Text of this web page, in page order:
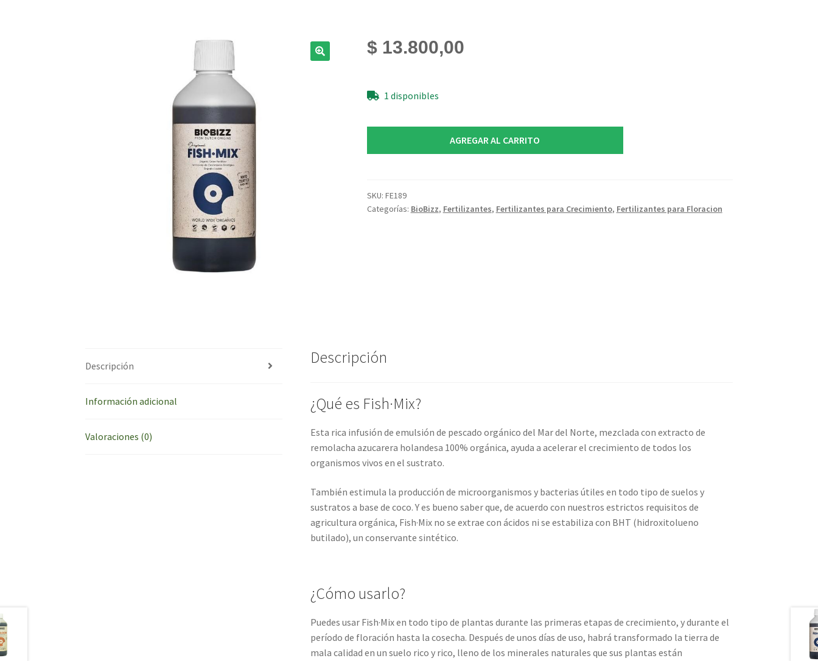
$13.800,00
1 disponibles
AGREGAR AL CARRITO
SKU: FE189
Categorías: BioBizz, Fertilizantes, Fertilizantes para Crecimiento, Fertilizantes para Floracion
Descripción
Información adicional
Valoraciones (0)
Descripción
¿Qué es Fish·Mix?
Esta rica infusión de emulsión de pescado orgánico del Mar del Norte, mezclada con extracto de
remolacha azucarera holandesa 100% orgánica, ayuda a acelerar el crecimiento de todos los
organismos vivos en el sustrato.
También estimula la producción de microorganismos y bacterias útiles en todo tipo de suelos y
sustratos a base de coco. Y es bueno saber que, de acuerdo con nuestros estrictos requisitos de
agricultura orgánica, Fish·Mix no se extrae con ácidos ni se estabiliza con BHT (hidroxitolueno
butilado), un conservante sintético.
¿Cómo usarlo?
Puedes usar Fish·Mix en todo tipo de plantas durante las primeras etapas de crecimiento, y durante el
período de floración hasta la cosecha. Después de unos días de uso, habrá transformado la tierra de
mala calidad en un suelo rico y rico, lleno de los minerales naturales que sus plantas están